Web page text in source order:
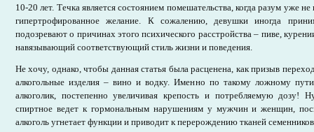
10-20 лет. Течка является состоянием помешательства, когда разум уже
гипертрофированное желание. К сожалению, девушки иногда
подозревают о причинах этого психического расстройства – пиве,
навязывающий соответствующий стиль жизни и поведения.
Не хочу, однако, чтобы данная статья была расценена, как призыв
алкогольные изделия – вино и водку. Именно по такому ложному
алкоголик, постепенно увеличивая крепость и потребляемую дозу!
спиртное ведет к гормональным нарушениям у мужчин и женщин,
алкоголь угнетает функции и приводит к перерождению тканей